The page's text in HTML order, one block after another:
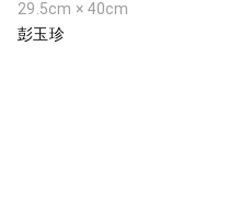
29.5cm × 40cm
彭玉珍